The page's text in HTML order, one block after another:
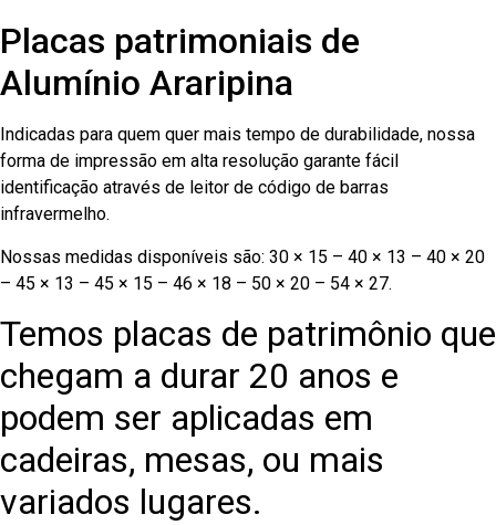
Placas patrimoniais de
Alumínio Araripina
Indicadas para quem quer mais tempo de durabilidade, nossa
forma de impressão em alta resolução garante fácil
identificação através de leitor de código de barras
infravermelho.
Nossas medidas disponíveis são: 30 × 15 – 40 × 13 – 40 × 20
– 45 × 13 – 45 × 15 – 46 × 18 – 50 × 20 – 54 × 27.
Temos placas de patrimônio que
chegam a durar 20 anos e
podem ser aplicadas em
cadeiras, mesas, ou mais
variados lugares.